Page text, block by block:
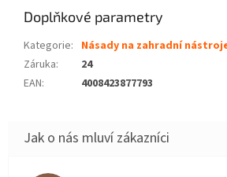
Doplňkové parametry
Kategorie: Násady na zahradní
Záruka:
24
EAN: 4008423877793